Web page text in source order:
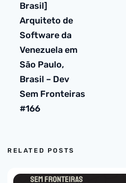
Brasil]
Arquiteto de
Software da
Venezuela em
São Paulo,
Brasil – Dev
Sem Fronteiras
#166
RELATED POSTS